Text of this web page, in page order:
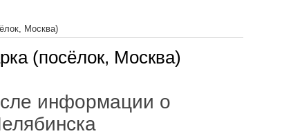
Москва)
(посёлок, Москва)
информации о